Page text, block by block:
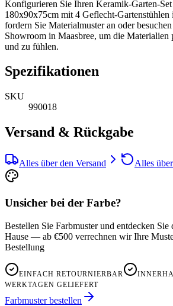
Konfigurieren Sie Ihren Keramik-Garten-
180x90x75cm mit 4 Geflecht-
fordern Sie Materialmuster an oder
Showroom in Maasbree, um die Materialien
und zu fühlen.
Spezifikationen
SKU
990018
Versand & Rückgabe
Alles über den Versand Alles
Unsicher bei der Farbe?
Bestellen Sie Farbmuster und entdecken Sie
Hause — ab €500 verrechnen wir Ihre
Bestellung
EINFACH RETOURNIERBAR
WERKTAGEN GELIEFERT
Farbmuster bestellen